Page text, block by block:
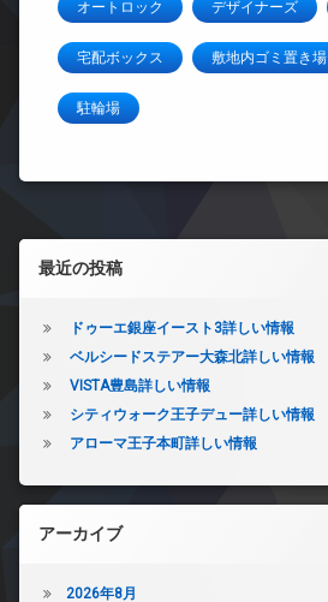
オートロック デザイナーズ
宅配ボックス 敷地内ゴミ置き場
駐輪場
左サイドバー
最近の投稿
ドゥーエ銀座イースト3詳しい情報
ベルシードステアー大森北詳しい情報
VISTA豊島詳しい情報
シティウォーク王子デュー詳しい情報
アローマ王子本町詳しい情報
アーカイブ
2026年8月